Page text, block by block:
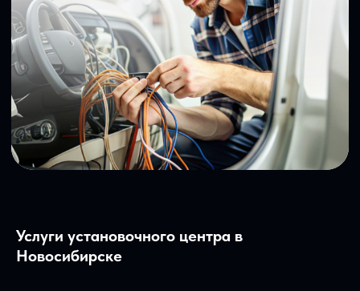
Услуги установочного центра в
Новосибирске
Предложения на сайте не являются
публичной офертой
пн-пт: c 11:00 до 19:00
сб-вс: выходной
КОНТАКТЫ
teyes.sibir@gmail.com
+7‒995‒437‒92‒66
ВРЕМЯ РАБОТЫ